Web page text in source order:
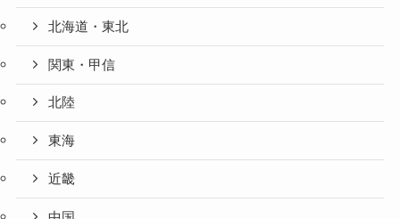
北海道・東北
関東・甲信
北陸
東海
近畿